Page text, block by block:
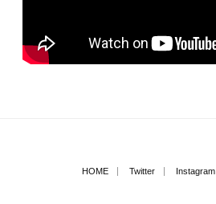
HOME Twitter Instagram